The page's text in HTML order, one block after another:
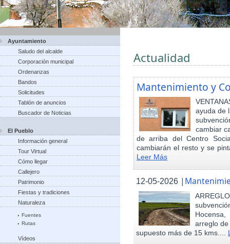
Ayuntamiento
Saludo del alcalde
Corporación municipal
Ordenanzas
Bandos
Solicitudes
Tablón de anuncios
Buscador de Noticias
El Pueblo
Información general
Tour Virtual
Cómo llegar
Callejero
Patrimonio
Fiestas y tradiciones
Naturaleza
Fuentes
Rutas
Vídeos
Actualidad
Mantenimiento y
ayuda de
cambiar
de arriba del Centro
cambiarán el resto y se
Leer Más
12-05-2026 |
arreglo
supuesto más de 15 kms....